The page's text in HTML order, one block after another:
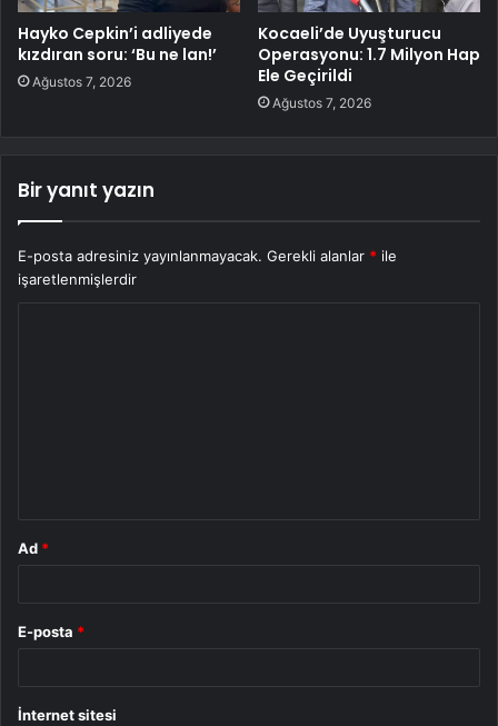
Hayko Cepkin’i adliyede
kızdıran soru: ‘Bu ne lan!’
Ağustos 7, 2026
Kocaeli’de Uyuşturucu
Operasyonu: 1.7 Milyon Hap
Ele Geçirildi
Ağustos 7, 2026
Bir yanıt yazın
E-posta adresiniz yayınlanmayacak. Gerekli alanlar * ile
işaretlenmişlerdir
Ad *
E-posta *
İnternet sitesi